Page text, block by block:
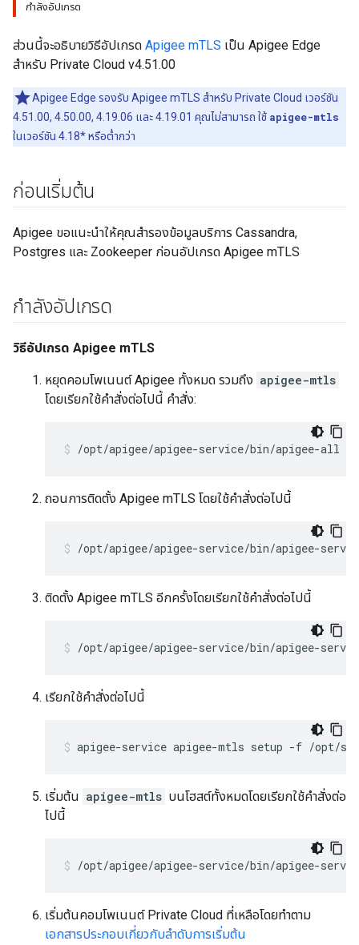
กำลังอัปเกรด
ส่วนนี้จะอธิบายวิธีอัปเกรด Apigee mTLS เป็น Apigee Edge
สำหรับ Private Cloud v4.51.00
Apigee Edge รองรับ Apigee mTLS สำหรับ Private Cloud เวอร์ชัน
4.51.00, 4.50.00, 4.19.06 และ 4.19.01 คุณไม่สามารถ ใช้ apigee-mtls
ในเวอร์ชัน 4.18* หรือต่ำกว่า
ก่อนเริ่มต้น
Apigee ขอแนะนำให้คุณสำรองข้อมูลบริการ Cassandra,
Postgres และ Zookeeper ก่อนอัปเกรด Apigee mTLS
กำลังอัปเกรด
วิธีอัปเกรด Apigee mTLS
หยุดคอมโพเนนต์ Apigee ทั้งหมด รวมถึง apigee-mtls
โดยเรียกใช้คำสั่งต่อไปนี้ คำสั่ง:
/opt/apigee/apigee-service/bin/apigee-all
ถอนการติดตั้ง Apigee mTLS โดยใช้คำสั่งต่อไปนี้
/opt/apigee/apigee-service/bin/apigee-
ติดตั้ง Apigee mTLS อีกครั้งโดยเรียกใช้คำสั่งต่อไปนี้
/opt/apigee/apigee-service/bin/apigee-
เรียกใช้คำสั่งต่อไปนี้
apigee-service apigee-mtls setup -f /opt/
เริ่มต้น apigee-mtls บนโฮสต์ทั้งหมดโดยเรียกใช้คำสั่งต่อ
ไปนี้
/opt/apigee/apigee-service/bin/apigee-
เริ่มต้นคอมโพเนนต์ Private Cloud ที่เหลือโดยทำตาม
เอกสารประกอบเกี่ยวกับลำดับการเริ่มต้น